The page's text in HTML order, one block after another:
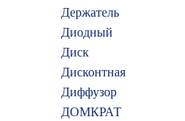
Держатель
Диодный
Диск
Дисконтная
Диффузор
ДОМКРАТ